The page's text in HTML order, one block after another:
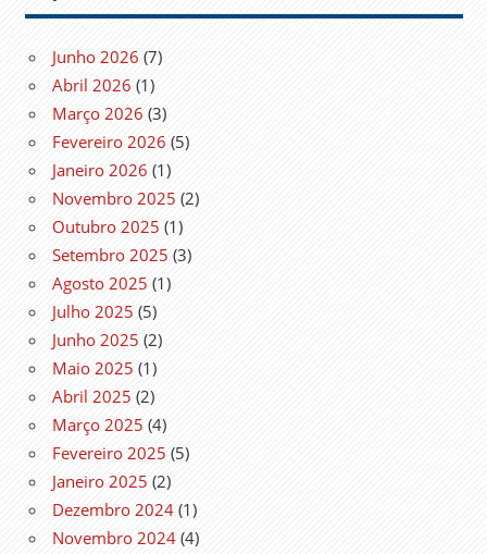
Junho 2026 (7)
Abril 2026 (1)
Março 2026 (3)
Fevereiro 2026 (5)
Janeiro 2026 (1)
Novembro 2025 (2)
Outubro 2025 (1)
Setembro 2025 (3)
Agosto 2025 (1)
Julho 2025 (5)
Junho 2025 (2)
Maio 2025 (1)
Abril 2025 (2)
Março 2025 (4)
Fevereiro 2025 (5)
Janeiro 2025 (2)
Dezembro 2024 (1)
Novembro 2024 (4)